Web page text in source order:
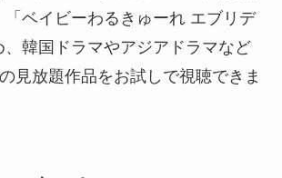
ベイビーわるきゅーれ エブリデ
、韓国ドラマやアジアドラマなど
見放題作品をお試しで視聴できま